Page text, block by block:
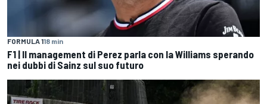
FORMULA 118 min
F1 | Il management di Perez parla con la Williams sperando
nei dubbi di Sainz sul suo futuro